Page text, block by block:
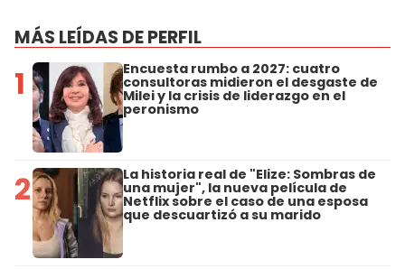
MÁS LEÍDAS DE PERFIL
1 Encuesta rumbo a 2027: cuatro
consultoras midieron el desgaste de
Milei y la crisis de liderazgo en el
peronismo
2 La historia real de "Elize: Sombras de
una mujer", la nueva película de
Netflix sobre el caso de una esposa
que descuartizó a su marido